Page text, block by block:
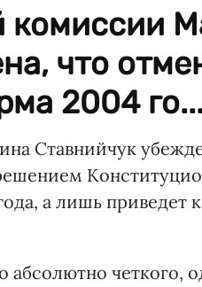
комиссии
что
2004
Ставнийчук
а лишь приведет
четкого,